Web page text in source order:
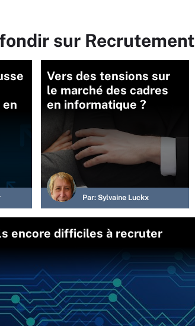
sur Recrutement
Vers des tensions sur
le marché des cadres
en informatique ?
Par: Sylvaine Luckx
encore difficiles à recruter